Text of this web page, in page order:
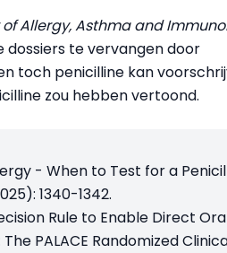
Allergy, Asthma and
dossiers te vervangen door
toch penicilline kan
zou hebben vertoond.
- When to Test for a
1340-1342.
Rule to Enable Direct
PALACE Randomized